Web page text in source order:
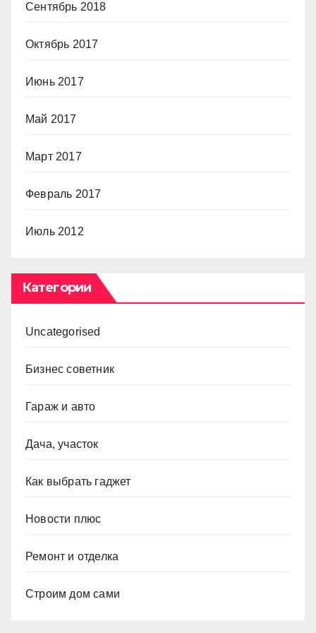
Сентябрь 2018
Октябрь 2017
Июнь 2017
Май 2017
Март 2017
Февраль 2017
Июль 2012
Категории
Uncategorised
Бизнес советник
Гараж и авто
Дача, участок
Как выбрать гаджет
Новости плюс
Ремонт и отделка
Строим дом сами